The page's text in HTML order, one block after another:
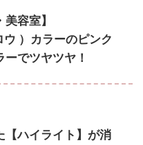
美容室】
）カラーのピンク
でツヤツヤ！
【ハイライト】が消